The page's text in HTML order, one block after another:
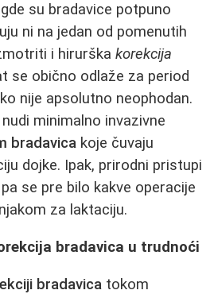
su bradavice potpuno
ni na jedan od pomenutih
i hirurška korekcija
se obično odlaže za period
nije apsolutno neophodan.
minimalno invazivne
bradavica koje čuvaju
dojke. Ipak, prirodni pristupi
se pre bilo kakve operacije
za laktaciju.
bradavica u trudnoći
bradavica tokom